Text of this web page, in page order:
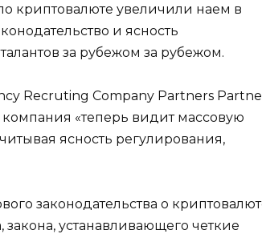
криптовалюте увеличили наем в
и ясность
за рубежом за рубежом.
Recruting Company Partners
компания «теперь видит массовую
ясность регулирования,
законодательства о
закона, устанавливающего четкие